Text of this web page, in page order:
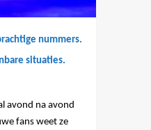
nummers.
situaties.
avond na avond
fans weet ze